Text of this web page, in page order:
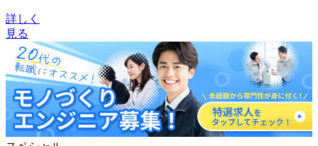
詳しく
見る